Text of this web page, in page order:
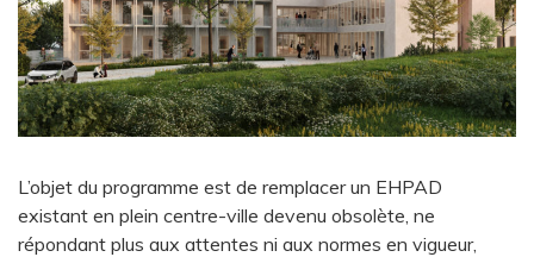
L’objet du programme est de remplacer un EHPAD
existant en plein centre-ville devenu obsolète, ne
répondant plus aux attentes ni aux normes en vigueur,